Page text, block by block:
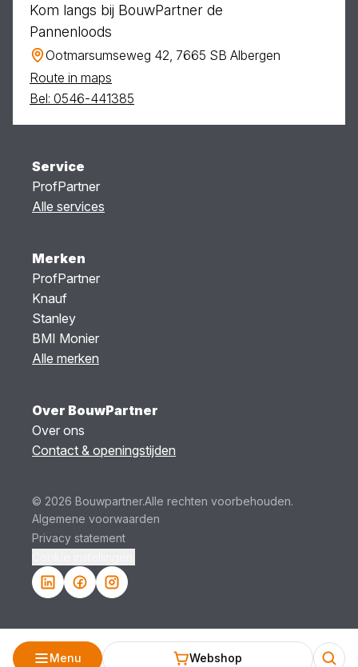
Menu Webshop
Kom langs bij BouwPartner de
Pannenloods
Ootmarsumseweg 42, 7665 SB Albergen
Route in maps
Bel: 0546-441385
Service
ProfPartner
Alle services
Merken
ProfPartner
Knauf
Stanley
BMI Monier
Alle merken
Over BouwPartner
Over ons
Contact & openingstijden
© 2026 Bouwpartner.Alle rechten voorbehouden.
Algemene voorwaarden
Privacy statement